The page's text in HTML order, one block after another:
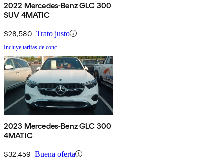
2022 Mercedes-Benz GLC 300
SUV 4MATIC
$28,580 Trato justo
Incluye tarifas de conc.
2023 Mercedes-Benz GLC 300
4MATIC
$32,459 Buena oferta